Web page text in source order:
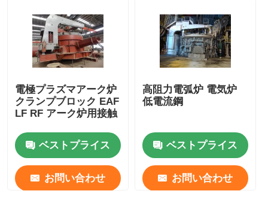
電極プラズマアーク炉
クランプブロック EAF
LF RF アーク炉用接触
ベストプライス
お問い合わせ
高阻力電弧炉 電気炉
低電流鋼
ベストプライス
お問い合わせ